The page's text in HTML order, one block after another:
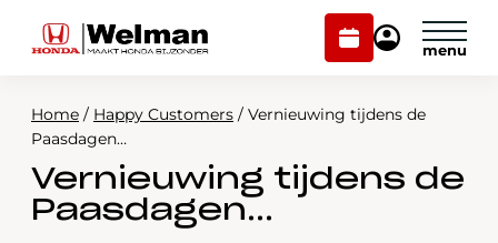
Plan
onderhoud
Mijn
Modellen
Voorraad Plan onderhoud
Home / Happy Customers / Vernieuwing tijdens de
Paasdagen…
Vernieuwing tijdens de
Paasdagen…